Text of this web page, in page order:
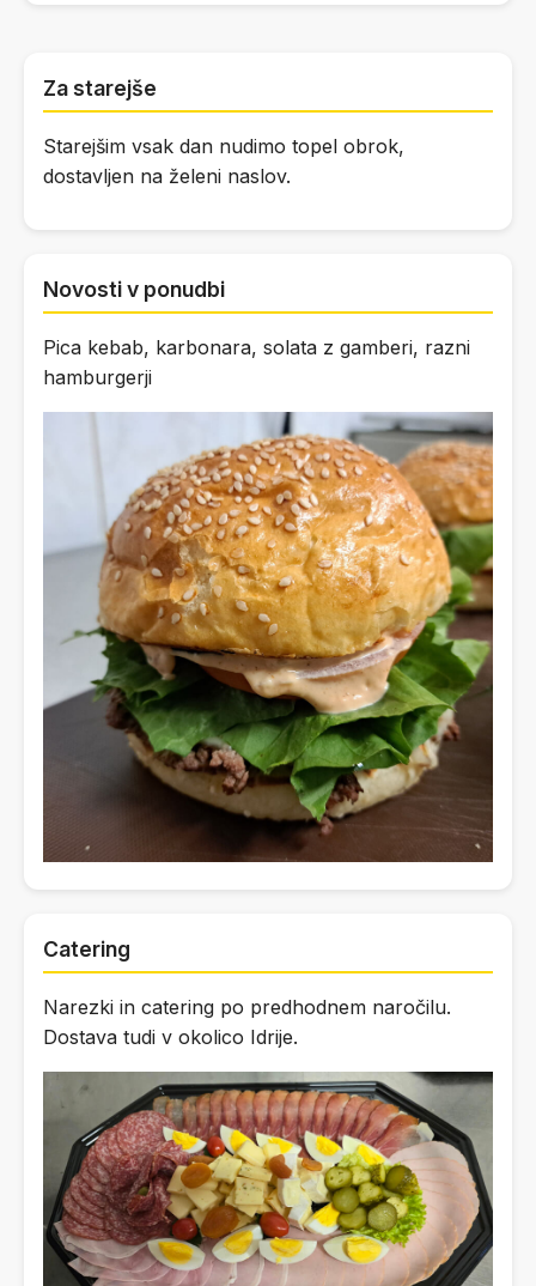
Za starejše
Starejšim vsak dan nudimo topel obrok,
dostavljen na želeni naslov.
Novosti v ponudbi
Pica kebab, karbonara, solata z gamberi, razni
hamburgerji
Catering
Narezki in catering po predhodnem naročilu.
Dostava tudi v okolico Idrije.